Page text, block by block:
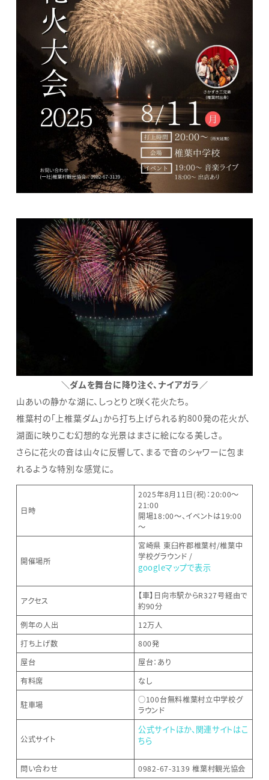
＼ダムを舞台に降り注ぐ、ナイアガラ／
山あいの静かな湖に、しっとりと咲く花火たち。
椎葉村の「上椎葉ダム」から打ち上げられる約800発の花火が、
湖面に映りこむ幻想的な光景はまさに絵になる美しさ。
さらに花火の音は山々に反響して、まるで音のシャワーに包ま
れるような特別な感覚に。
日時
2025年8月11日(祝)：20:00～
21:00
開場18:00～、イベントは19:00
～
開催場所
宮崎県 東臼杵郡椎葉村/椎葉中
学校グラウンド /
googleマップで表示
アクセス
【車】日向市駅からR327号経由で
約90分
例年の人出
12万人
打ち上げ数
800発
屋台
屋台：あり
有料席
なし
駐車場
○100台無料椎葉村立中学校グ
ラウンド
公式サイト
公式サイトほか、関連サイトはこ
ちら
問い合わせ 0982-67-3139 椎葉村観光協会